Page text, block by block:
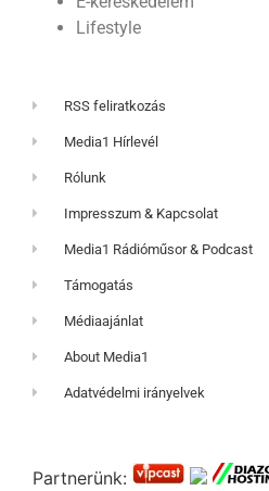
Lifestyle
RSS feliratkozás
Media1 Hírlevél
Rólunk
Impresszum & Kapcsolat
Media1 Rádióműsor & Podcast
Támogatás
Médiaajánlat
About Media1
Adatvédelmi irányelvek
Partnerünk: